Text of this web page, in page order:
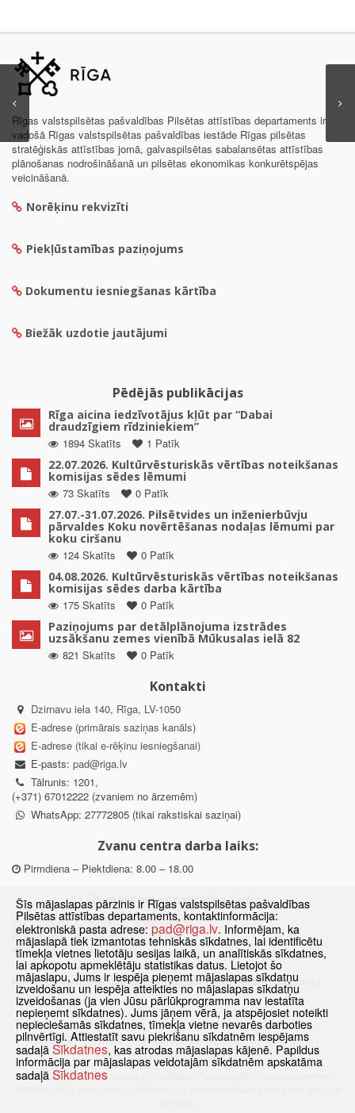
Rīgas valstspilsētas pašvaldības Pilsētas attīstības departaments ir
vadošā Rīgas valstspilsētas pašvaldības iestāde Rīgas pilsētas
stratēģiskās attīstības jomā, galvaspilsētas sabalansētas attīstības
plānošanas nodrošināšanā un pilsētas ekonomikas konkurētspējas
veicināšanā.
Norēķinu rekvizīti
Piekļūstamības paziņojums
Dokumentu iesniegšanas kārtība
Biežāk uzdotie jautājumi
Pēdējās publikācijas
Rīga aicina iedzīvotājus kļūt par “Dabai
draudzīgiem rīdziniekiem”
1894 Skatīts
1 Patīk
22.07.2026. Kultūrvēsturiskās vērtības noteikšanas
komisijas sēdes lēmumi
73 Skatīts
0 Patīk
27.07.-31.07.2026. Pilsētvides un inženierbūvju
pārvaldes Koku novērtēšanas nodaļas lēmumi par
koku ciršanu
124 Skatīts
0 Patīk
04.08.2026. Kultūrvēsturiskās vērtības noteikšanas
komisijas sēdes darba kārtība
175 Skatīts
0 Patīk
Paziņojums par detālplānojuma izstrādes
uzsākšanu zemes vienībā Mūkusalas ielā 82
821 Skatīts
0 Patīk
Kontakti
Dzirnavu iela 140, Rīga, LV-1050
E-adrese (primārais saziņas kanāls)
E-adrese (tikai e-rēķinu iesniegšanai)
E-pasts: pad@riga.lv
Tālrunis: 1201,
(+371) 67012222 (zvaniem no ārzemēm)
WhatsApp: 27772805 (tikai rakstiskai saziņai)
Zvanu centra darba laiks:
Pirmdiena – Piektdiena: 8.00 – 18.00
Departamenta darba laiks:
Pirmdiena, Ceturtdiena: 8.30 – 18.00
Otrdiena, Trešdiena: 8.30 – 17.00
Piektdiena: 8.30 – 15.00
Klātienes konsultācijas pieejamas tikai ar iepriekšēju pierakstu.
Sākums Jaunumi Biežāk uzdotie jautājumi
Lapas karte
Sīkdatnes
Kontakti
© 2021 Rīgas valstspilsētas pašvaldības Pilsētas attīstības departaments.
Šīs mājaslapas pārzinis ir Rīgas valstspilsētas pašvaldības
Pilsētas attīstības departaments, kontaktinformācija:
elektroniskā pasta adrese: pad@riga.lv. Informējam, ka
mājaslapā tiek izmantotas tehniskās sīkdatnes, lai identificētu
tīmekļa vietnes lietotāju sesijas laikā, un analītiskās sīkdatnes,
lai apkopotu apmeklētāju statistikas datus. Lietojot šo
mājaslapu, Jums ir iespēja pieņemt mājaslapas sīkdatņu
izveidošanu un iespēja atteikties no mājaslapas sīkdatņu
izveidošanas (ja vien Jūsu pārlūkprogramma nav iestatīta
nepieņemt sīkdatnes). Jums jāņem vērā, ja atspējosiet noteikti
nepieciešamās sīkdatnes, tīmekļa vietne nevarēs darboties
pilnvērtīgi. Attiestatīt savu piekrišanu sīkdatnēm iespējams
sadaļā Sīkdatnes, kas atrodas mājaslapas kājenē. Papildus
informācija par mājaslapas veidotajām sīkdatnēm apskatāma
sadaļā Sīkdatnes